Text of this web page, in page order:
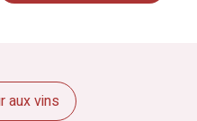
aux vins